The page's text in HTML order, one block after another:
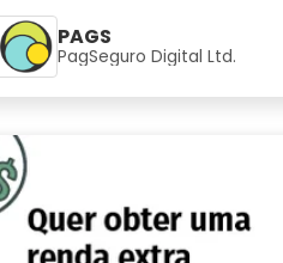
PAGS
PagSeguro Digital Ltd.